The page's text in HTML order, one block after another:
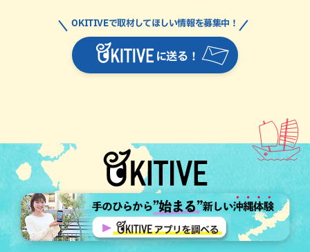
に送る！
OKITIVEで取材してほしい情報を募集中！